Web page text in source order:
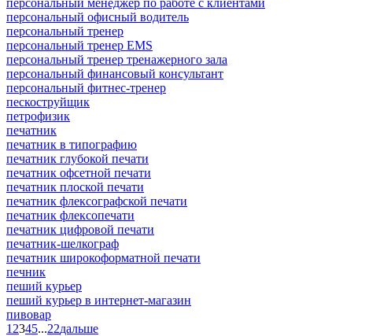
персональный офисный водитель
персональный тренер
персональный тренер EMS
персональный тренер тренажерного зала
персональный финансовый консультант
персональный фитнес-тренер
пескоструйщик
петрофизик
печатник
печатник в типографию
печатник глубокой печати
печатник офсетной печати
печатник плоской печати
печатник флексографской печати
печатник флексопечати
печатник цифровой печати
печатник-шелкограф
печатник широкоформатной печати
печник
пеший курьер
пеший курьер в интернет-магазин
пивовар
1 2345...22дальше